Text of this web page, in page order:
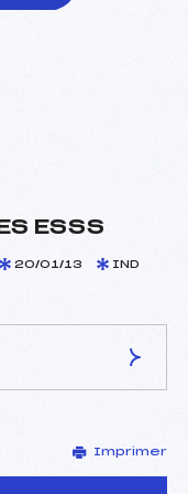
ESSS
20/01/13 IND
JOURNOT ()
GRANDCLEMENT ()
Imprimer